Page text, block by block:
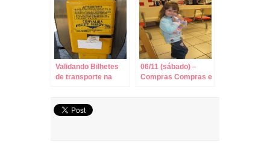
Validando Bilhetes
de transporte na
06/11 (sábado) –
Compras Compras e